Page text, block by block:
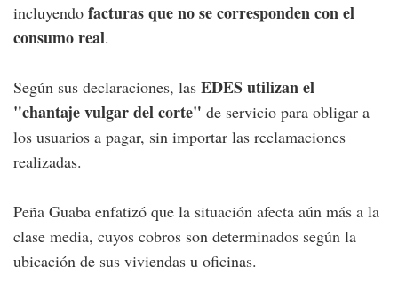
incluyendo facturas que no se corresponden con el
consumo real.
Según sus declaraciones, las EDES utilizan el
"chantaje vulgar del corte" de servicio para obligar a
los usuarios a pagar, sin importar las reclamaciones
realizadas.
Peña Guaba enfatizó que la situación afecta aún más a la
clase media, cuyos cobros son determinados según la
ubicación de sus viviendas u oficinas.